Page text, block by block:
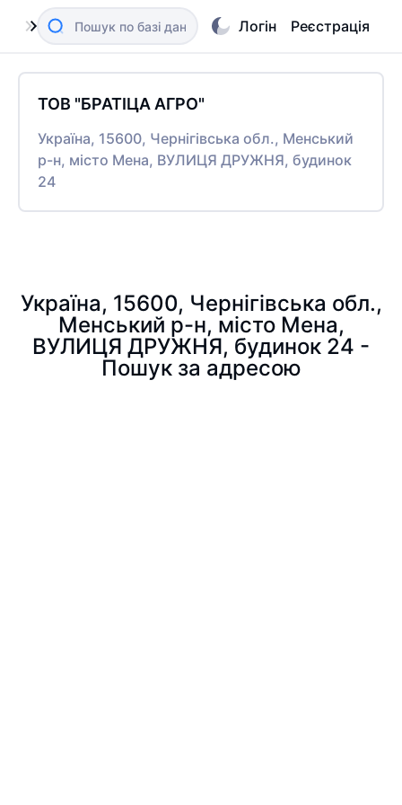
Логін Реєстрація
ТОВ "БРАТІЦА АГРО"
Україна, 15600, Чернігівська обл., Менський
р-н, місто Мена, ВУЛИЦЯ ДРУЖНЯ, будинок
24
Україна, 15600, Чернігівська обл.,
Менський р-н, місто Мена,
ВУЛИЦЯ ДРУЖНЯ, будинок 24 -
Пошук за адресою